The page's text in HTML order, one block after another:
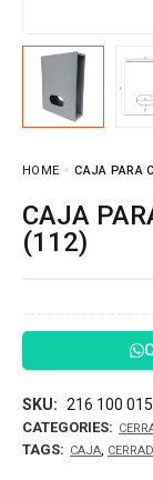
HOME CAJA PARA
CAJA PARA CERROJO 77 X 100 X 25
(112)
SKU: 216 100
CATEGORIES:
TAGS: CAJA